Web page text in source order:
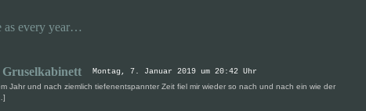
as every year…
Gruselkabinett
Montag, 7. Januar 2019 um 20:42 Uhr
Jahr und nach ziemlich tiefenentspannter Zeit fiel mir wieder so nach und nach ein wie der